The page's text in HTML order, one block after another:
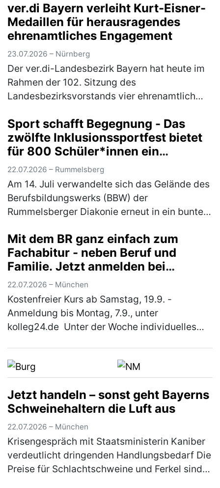
ver.di Bayern verleiht Kurt-Eisner-
Medaillen für herausragendes
ehrenamtliches Engagement
23.07.2026 – Nürnberg
Der ver.di-Landesbezirk Bayern hat heute im
Rahmen der 102. Sitzung des
Landesbezirksvorstands vier ehrenamtlich
Medaille ausgezeichnet. Mit der höchsten
Eh…(mehr)
Sport schafft Begegnung - Das
zwölfte Inklusionssportfest bietet
für 800 Schüler*innen ein
vielfältiges Bewegungsangebot
22.07.2026 – Rummelsberg
Am 14. Juli verwandelte sich das Gelände des
Berufsbildungswerks (BBW) der
Rummelsberger Diakonie erneut in ein buntes
verschiedenen Schulen waren der Einlad…
(mehr)
Mit dem BR ganz einfach zum
Fachabitur - neben Beruf und
Familie. Jetzt anmelden bei
"kolleg24"
22.07.2026 – München
Kostenfreier Kurs ab Samstag, 19.9. -
Anmeldung bis Montag, 7.9., unter
kolleg24.de Unter der Woche individuelles
(mehr)
Jetzt handeln – sonst geht Bayerns
Schweinehaltern die Luft aus
22.07.2026 – München
Krisengespräch mit Staatsministerin Kaniber
verdeutlicht dringenden Handlungsbedarf Die
Preise für Schlachtschweine und Ferkel sind